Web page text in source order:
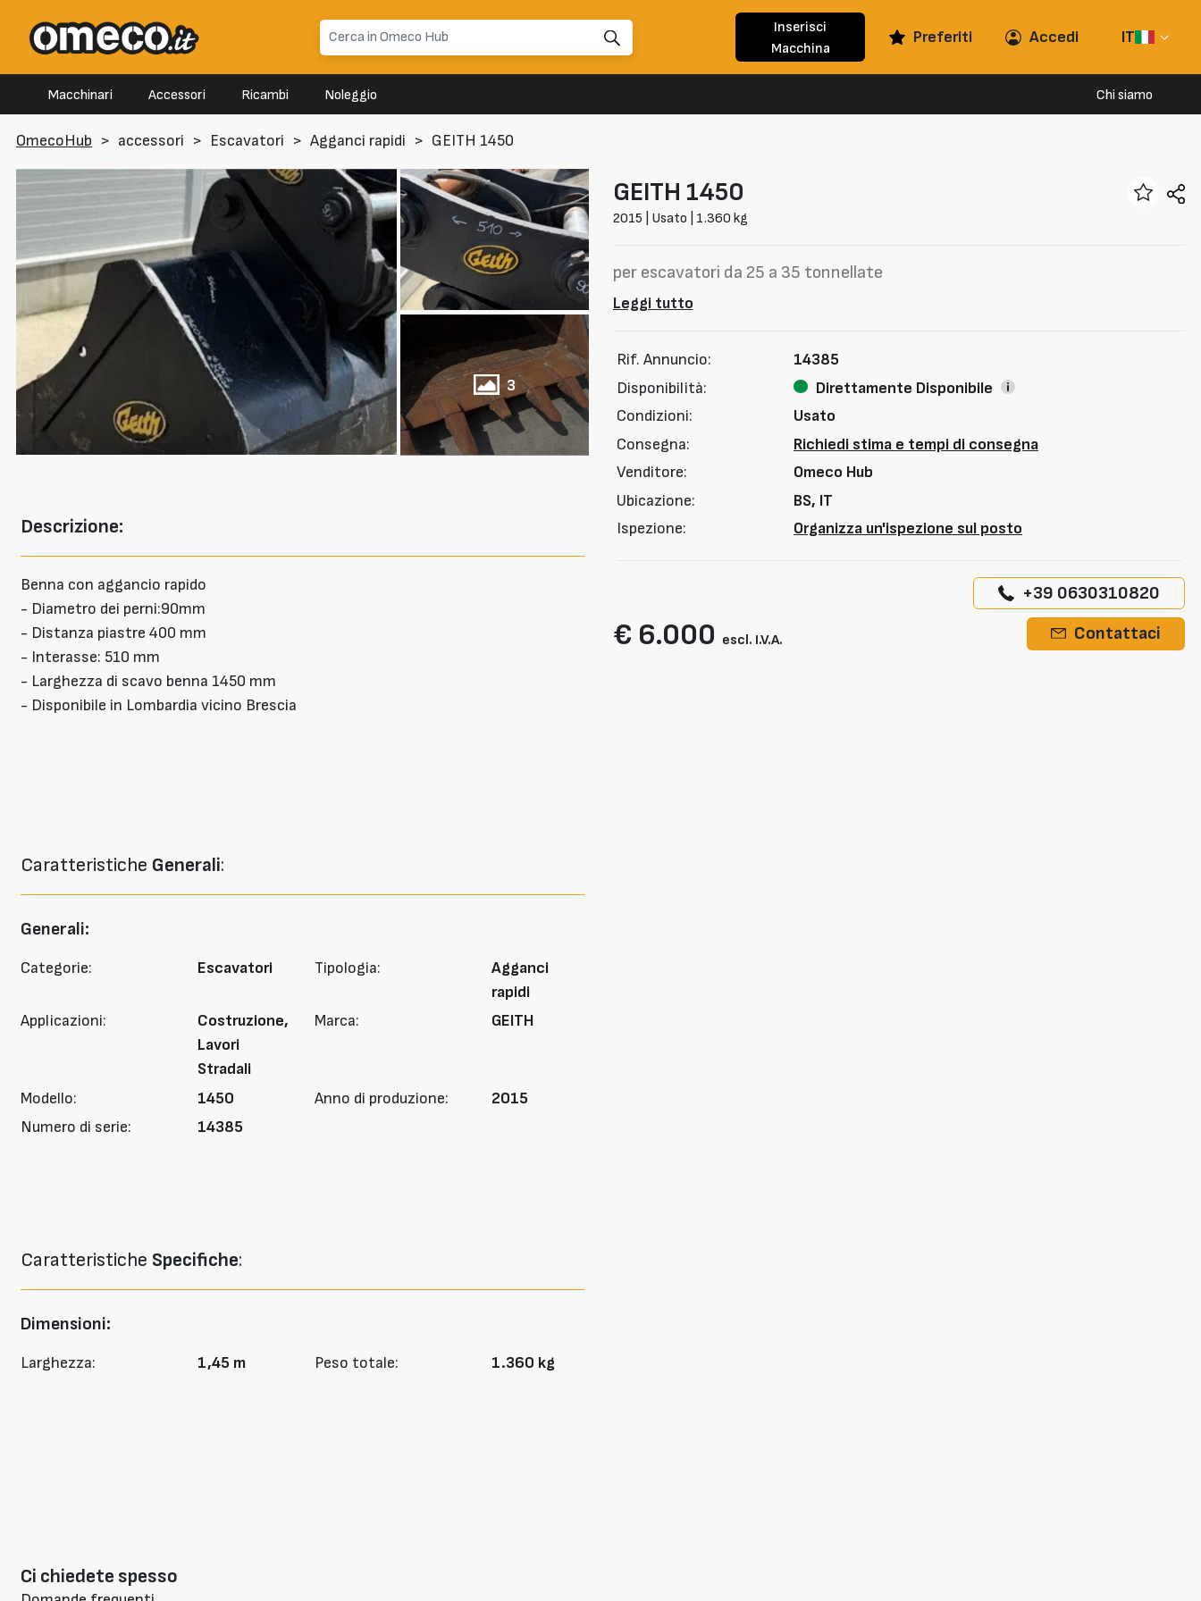
Inserisci
Macchina
Preferiti Accedi IT
Macchinari Accessori Ricambi Noleggio Chi siamo
OmecoHub > accessori > Escavatori > Agganci rapidi > GEITH 1450
3
Descrizione:
Benna con aggancio rapido
- Diametro dei perni:90mm
- Distanza piastre 400 mm
- Interasse: 510 mm
- Larghezza di scavo benna 1450 mm
- Disponibile in Lombardia vicino Brescia
Caratteristiche Generali:
Generali:
Categorie: Escavatori Tipologia:
Agganci
rapidi
Applicazioni:
Costruzione,
Lavori
Stradali
Marca: GEITH
Modello: 1450 Anno di produzione:
2015
Numero di serie:
14385
Caratteristiche Specifiche:
Dimensioni:
Larghezza: 1,45 m Peso totale: 1.360 kg
Ci chiedete spesso
GEITH 1450
2015 | Usato | 1.360 kg
per escavatori da 25 a 35 tonnellate
Leggi tutto
Rif. Annuncio:
14385
Disponibilità:
Direttamente Disponibile
Condizioni:
Usato
Consegna:
Richiedi stima e tempi di consegna
Venditore:
Omeco Hub
Ubicazione:
BS, IT
Ispezione:
Organizza un'ispezione sul posto
€ 6.000 escl. I.V.A.
+39 0630310820
Contattaci